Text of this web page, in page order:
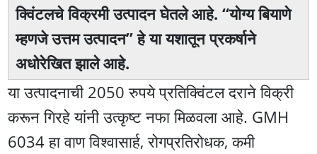
क्विंटलचे विक्रमी उत्पादन घेतले आहे. “योग्य बियाणे
म्हणजे उत्तम उत्पादन” हे या यशातून प्रकर्षाने
अधोरेखित झाले आहे.
या उत्पादनाची 2050 रुपये प्रतिक्विंटल दराने विक्री
करून गिरहे यांनी उत्कृष्ट नफा मिळवला आहे. GMH
6034 हा वाण विश्वासार्ह, रोगप्रतिरोधक, कमी